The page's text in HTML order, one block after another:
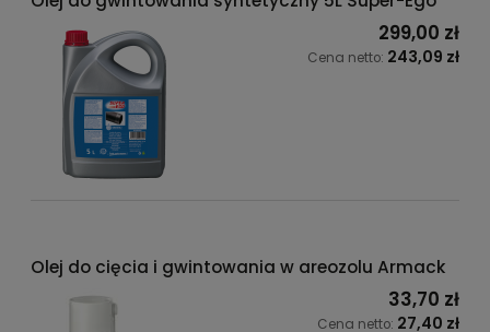
299,00 zł
Cena netto: 243,09 zł
Olej do cięcia i gwintowania w areozolu Armack
33,70 zł
Cena netto: 27,40 zł